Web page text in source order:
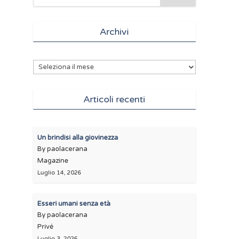
Archivi
Archivi
Articoli recenti
Un brindisi alla giovinezza
By paolacerana
Magazine
Luglio 14, 2026
Esseri umani senza età
By paolacerana
Privé